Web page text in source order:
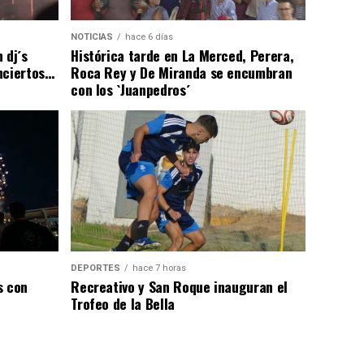
NOTICIAS hace 6 días
Histórica tarde en La Merced, Perera,
Roca Rey y De Miranda se encumbran
con los `Juanpedros´
con
DEPORTES hace 7 horas
Recreativo y San Roque inauguran el
Trofeo de la Bella